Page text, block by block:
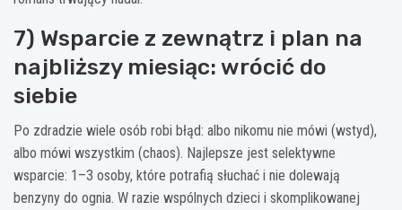
7) Wsparcie z zewnątrz i plan na
najbliższy miesiąc: wrócić do
siebie
Po zdradzie wiele osób robi błąd: albo nikomu nie mówi (wstyd),
albo mówi wszystkim (chaos). Najlepsze jest selektywne
wsparcie: 1–3 osoby, które potrafią słuchać i nie dolewają
benzyny do ognia. W razie wspólnych dzieci i skomplikowanej